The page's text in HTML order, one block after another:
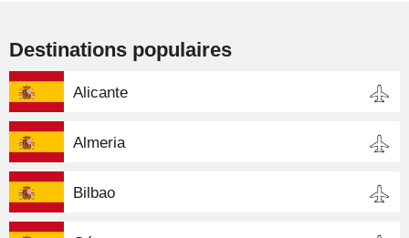
Destinations populaires
Alicante
Almeria
Bilbao